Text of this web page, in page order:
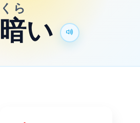
暗
くら
い